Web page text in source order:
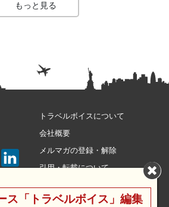
もっと見る
トラベルボイスについて
会社概要
メルマガの登録・解除
引用・転載について
利用規約
ス「トラベルボイス」編集